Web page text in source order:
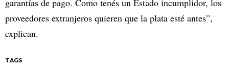
garantías de pago. Como tenés un Estado incumplidor, los
proveedores extranjeros quieren que la plata esté antes”,
explican.
TAGS